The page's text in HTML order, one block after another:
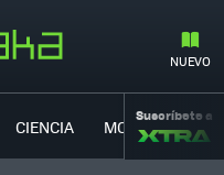
NUEVO
CIENCIA MOVILIDAD
Suscríbete a